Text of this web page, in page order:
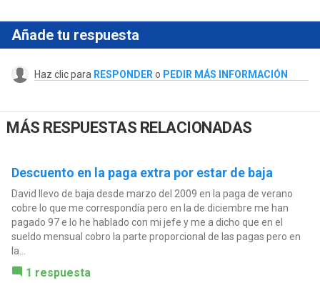
Añade tu respuesta
Haz clic para RESPONDER o PEDIR MÁS INFORMACIÓN
MÁS RESPUESTAS RELACIONADAS
Descuento en la paga extra por estar de baja
David llevo de baja desde marzo del 2009 en la paga de verano
cobre lo que me correspondía pero en la de diciembre me han
pagado 97 e lo he hablado con mi jefe y me a dicho que en el
sueldo mensual cobro la parte proporcional de las pagas pero en
la...
1 respuesta